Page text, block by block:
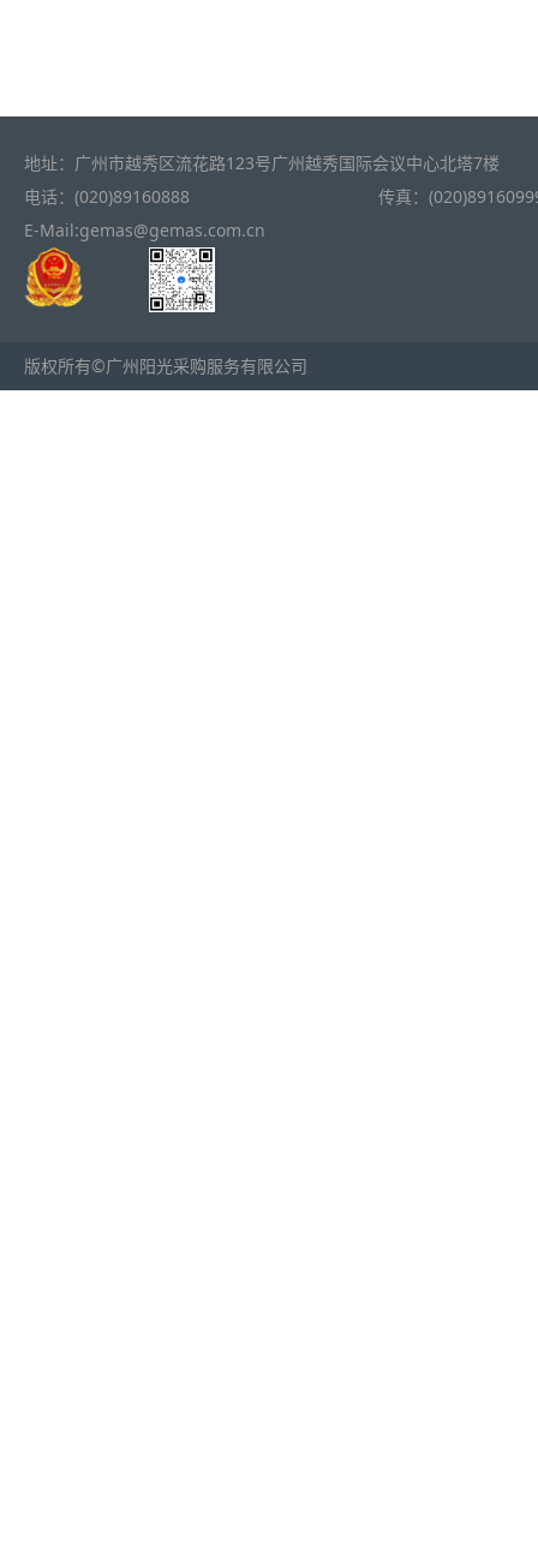
地址：广州市越秀区流花路123号广州越秀国际会议中心北塔7楼
电话：(020)89160888
传真：
E-Mail:gemas@gemas.com.cn
版权所有©广州阳光采购服务有限公司